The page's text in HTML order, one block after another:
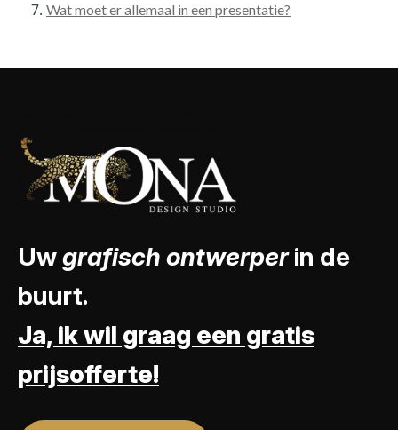
Wat moet er allemaal in een presentatie?
Uwgrafisch ontwerperin de
buurt.
Ja, ik wil graag een gratis
prijsofferte!